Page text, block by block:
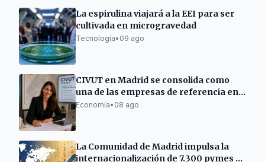
La espirulina viajará a la EEI para ser
cultivada en microgravedad
Tecnología• 09 ago
CIVUT en Madrid se consolida como
una de las empresas de referencia en
la tramitación de licencias turísticas
Economía• 08 ago
La Comunidad de Madrid impulsa la
internacionalización de 7.300 pymes y